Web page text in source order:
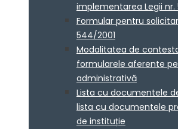
implementarea Legii nr.
Formular pentru
544/2001
Modalitatea de
formularele aferente
administrativă
Lista cu documentele
lista cu documentele
de instituție